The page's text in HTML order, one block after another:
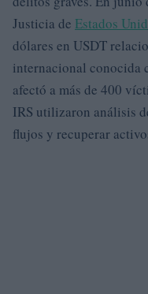
Justicia de Estados
dólares en USDT
internacional conocida
afectó a más de 400
IRS utilizaron análisis
flujos y recuperar